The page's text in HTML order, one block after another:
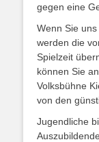
gegen eine
Wenn Sie
werden die
Spielzeit
können Sie
Volksbühne
von den
Jugendliche